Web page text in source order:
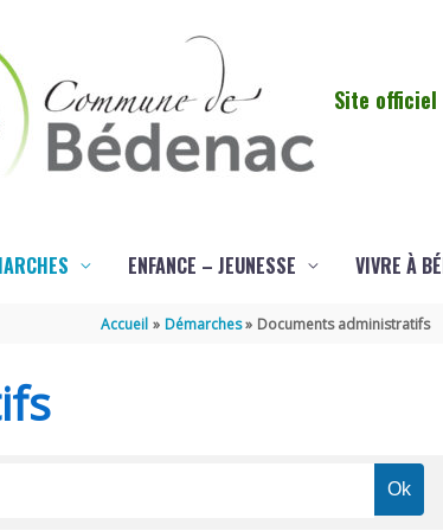
Site officiel
ENFANCE – JEUNESSE VIVRE À
Accueil Démarches Documents administratifs